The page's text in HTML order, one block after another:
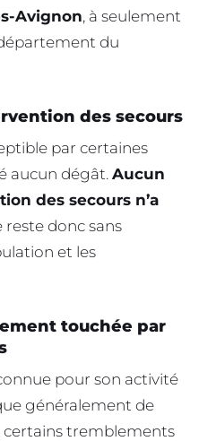
Avignon, à seulement
du
des secours
par certaines
aucun dégât. Aucun
des secours n’a
reste donc sans
et les
touchée par
pour son activité
généralement de
certains tremblements